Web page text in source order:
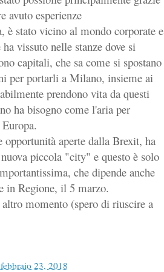
avuto esperienze
è stato vicino al mondo corporate e
vissuto nelle stanze dove si
capitali, che sa come si spostano
per portarli a Milano, insieme ai
prendono vita da questi
ha bisogno come l'aria per
aperte dalla Brexit, ha
piccola "city" e questo è solo
che dipende anche
in Regione, il 5 marzo.
momento (spero di riuscire a
23, 2018